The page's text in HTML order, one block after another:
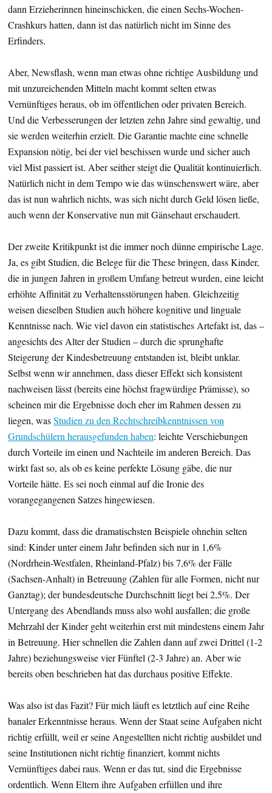
dann Erzieherinnen hineinschicken, die einen Sechs-Wochen-
Crashkurs hatten, dann ist das natürlich nicht im Sinne des
Erfinders.
Aber, Newsflash, wenn man etwas ohne richtige Ausbildung und
mit unzureichenden Mitteln macht kommt selten etwas
Vernünftiges heraus, ob im öffentlichen oder privaten Bereich.
Und die Verbesserungen der letzten zehn Jahre sind gewaltig, und
sie werden weiterhin erzielt. Die Garantie machte eine schnelle
Expansion nötig, bei der viel beschissen wurde und sicher auch
viel Mist passiert ist. Aber seither steigt die Qualität kontinuierlich.
Natürlich nicht in dem Tempo wie das wünschenswert wäre, aber
das ist nun wahrlich nichts, was sich nicht durch Geld lösen ließe,
auch wenn der Konservative nun mit Gänsehaut erschaudert.
Der zweite Kritikpunkt ist die immer noch dünne empirische Lage.
Ja, es gibt Studien, die Belege für die These bringen, dass Kinder,
die in jungen Jahren in großem Umfang betreut wurden, eine leicht
erhöhte Affinität zu Verhaltensstörungen haben. Gleichzeitig
weisen dieselben Studien auch höhere kognitive und linguale
Kenntnisse nach. Wie viel davon ein statistisches Artefakt ist, das –
angesichts des Alter der Studien – durch die sprunghafte
Steigerung der Kindesbetreuung entstanden ist, bleibt unklar.
Selbst wenn wir annehmen, dass dieser Effekt sich konsistent
nachweisen lässt (bereits eine höchst fragwürdige Prämisse), so
scheinen mir die Ergebnisse doch eher im Rahmen dessen zu
liegen, wasStudien zu den Rechtschreibkenntnissen von
Grundschülern herausgefunden haben: leichte Verschiebungen
durch Vorteile im einen und Nachteile im anderen Bereich. Das
wirkt fast so, als ob es keine perfekte Lösung gäbe, die nur
Vorteile hätte. Es sei noch einmal auf die Ironie des
vorangegangenen Satzes hingewiesen.
Dazu kommt, dass die dramatischsten Beispiele ohnehin selten
sind: Kinder unter einem Jahr befinden sich nur in 1,6%
(Nordrhein-Westfalen, Rheinland-Pfalz) bis 7,6% der Fälle
(Sachsen-Anhalt) in Betreuung (Zahlen für alle Formen, nicht nur
Ganztag); der bundesdeutsche Durchschnitt liegt bei 2,5%. Der
Untergang des Abendlands muss also wohl ausfallen; die große
Mehrzahl der Kinder geht weiterhin erst mit mindestens einem Jahr
in Betreuung. Hier schnellen die Zahlen dann auf zwei Drittel (1-2
Jahre) beziehungsweise vier Fünftel (2-3 Jahre) an. Aber wie
bereits oben beschrieben hat das durchaus positive Effekte.
Was also ist das Fazit? Für mich läuft es letztlich auf eine Reihe
banaler Erkenntnisse heraus. Wenn der Staat seine Aufgaben nicht
richtig erfüllt, weil er seine Angestellten nicht richtig ausbildet und
seine Institutionen nicht richtig finanziert, kommt nichts
Vernünftiges dabei raus. Wenn er das tut, sind die Ergebnisse
ordentlich. Wenn Eltern ihre Aufgaben erfüllen und ihre